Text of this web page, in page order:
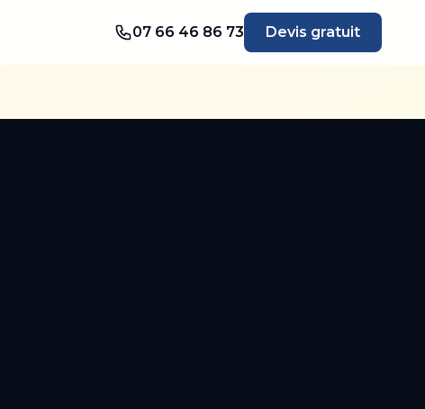
07 66 46 86 73 Devis gratuit